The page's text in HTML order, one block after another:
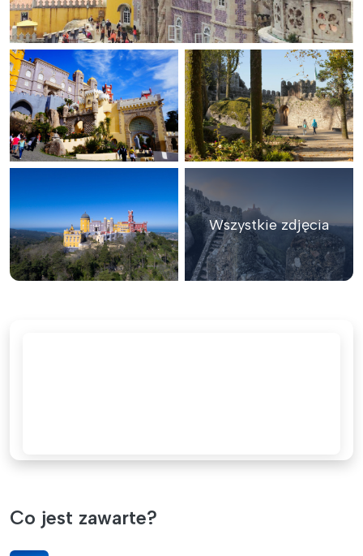
Wszystkie zdjęcia
Co jest zawarte?